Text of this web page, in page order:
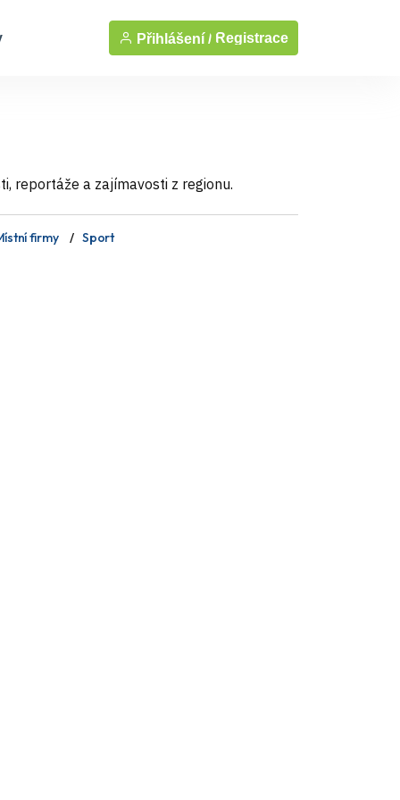
Přihlášení / Registrace
reportáže a zajímavosti z regionu.
firmy Sport